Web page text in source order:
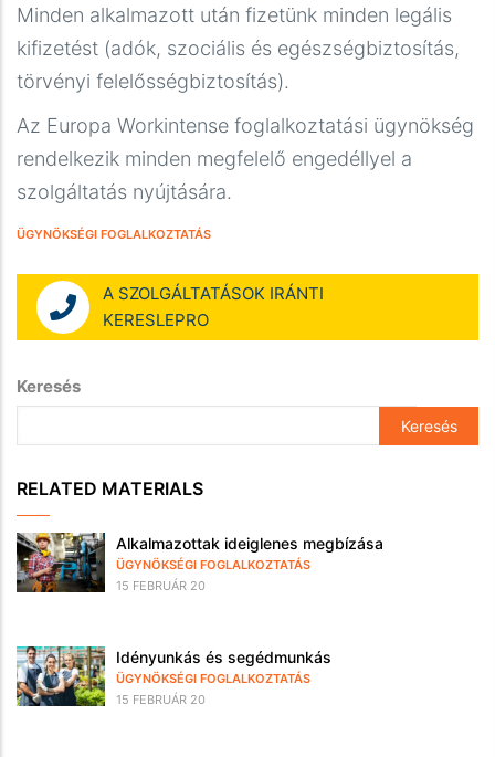
Minden alkalmazott után fizetünk minden legális
kifizetést (adók, szociális és egészségbiztosítás,
törvényi felelősségbiztosítás).
Az Europa Workintense foglalkoztatási ügynökség
rendelkezik minden megfelelő engedéllyel a
szolgáltatás nyújtására.
ÜGYNÖKSÉGI FOGLALKOZTATÁS
A SZOLGÁLTATÁSOK IRÁNTI
KERESLEPRO
Keresés
RELATED MATERIALS
Alkalmazottak ideiglenes megbízása
ÜGYNÖKSÉGI FOGLALKOZTATÁS
15 FEBRUÁR 20
Idényunkás és segédmunkás
ÜGYNÖKSÉGI FOGLALKOZTATÁS
15 FEBRUÁR 20